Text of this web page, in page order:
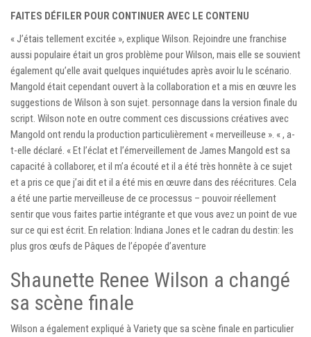
FAITES DÉFILER POUR CONTINUER AVEC LE CONTENU
« J’étais tellement excitée », explique Wilson. Rejoindre une franchise
aussi populaire était un gros problème pour Wilson, mais elle se souvient
également qu’elle avait quelques inquiétudes après avoir lu le scénario.
Mangold était cependant ouvert à la collaboration et a mis en œuvre les
suggestions de Wilson à son sujet. personnage dans la version finale du
script. Wilson note en outre comment ces discussions créatives avec
Mangold ont rendu la production particulièrement « merveilleuse ». « , a-
t-elle déclaré. « Et l’éclat et l’émerveillement de James Mangold est sa
capacité à collaborer, et il m’a écouté et il a été très honnête à ce sujet
et a pris ce que j’ai dit et il a été mis en œuvre dans des réécritures. Cela
a été une partie merveilleuse de ce processus – pouvoir réellement
sentir que vous faites partie intégrante et que vous avez un point de vue
sur ce qui est écrit. En relation: Indiana Jones et le cadran du destin: les
plus gros œufs de Pâques de l’épopée d’aventure
Shaunette Renee Wilson a changé
sa scène finale
Wilson a également expliqué à Variety que sa scène finale en particulier